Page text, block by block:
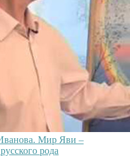
Мир Яви –
рода